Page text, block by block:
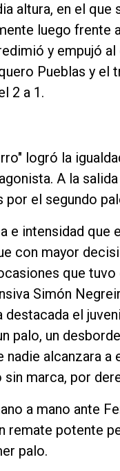
altura, en el
luego frente
y empujó
Pueblas y el
2 a 1.
logró la
A la salida
el segundo
e intensidad que
con mayor
que tuvo
Simón
el
palo, un
alcanzara a
marca, por
a mano ante
remate potente
palo.